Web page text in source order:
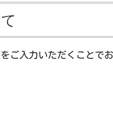
ご入力いただくことで